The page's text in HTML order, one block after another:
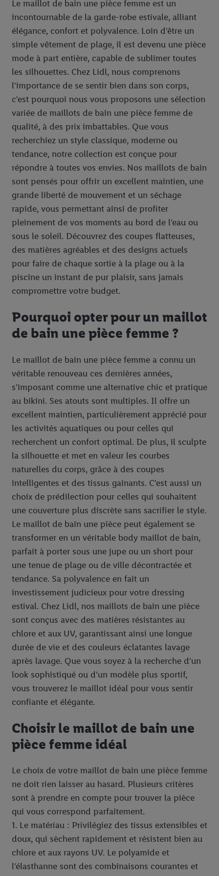
Le maillot de bain une pièce femme est un
incontournable de la garde-robe estivale, alliant
élégance, confort et polyvalence. Loin d'être un
simple vêtement de plage, il est devenu une pièce
mode à part entière, capable de sublimer toutes
les silhouettes. Chez Lidl, nous comprenons
l'importance de se sentir bien dans son corps,
c'est pourquoi nous vous proposons une sélection
variée de maillots de bain une pièce femme de
qualité, à des prix imbattables. Que vous
recherchiez un style classique, moderne ou
tendance, notre collection est conçue pour
répondre à toutes vos envies. Nos maillots de bain
sont pensés pour offrir un excellent maintien, une
grande liberté de mouvement et un séchage
rapide, vous permettant ainsi de profiter
pleinement de vos moments au bord de l'eau ou
sous le soleil. Découvrez des coupes flatteuses,
des matières agréables et des designs actuels
pour faire de chaque sortie à la plage ou à la
piscine un instant de pur plaisir, sans jamais
compromettre votre budget.
Pourquoi opter pour un maillot
de bain une pièce femme ?
Le maillot de bain une pièce femme a connu un
véritable renouveau ces dernières années,
s'imposant comme une alternative chic et pratique
au bikini. Ses atouts sont multiples. Il offre un
excellent maintien, particulièrement apprécié pour
les activités aquatiques ou pour celles qui
recherchent un confort optimal. De plus, il sculpte
la silhouette et met en valeur les courbes
naturelles du corps, grâce à des coupes
intelligentes et des tissus gainants. C'est aussi un
choix de prédilection pour celles qui souhaitent
une couverture plus discrète sans sacrifier le style.
Le maillot de bain une pièce peut également se
transformer en un véritable body maillot de bain,
parfait à porter sous une jupe ou un short pour
une tenue de plage ou de ville décontractée et
tendance. Sa polyvalence en fait un
investissement judicieux pour votre dressing
estival. Chez Lidl, nos maillots de bain une pièce
sont conçus avec des matières résistantes au
chlore et aux UV, garantissant ainsi une longue
durée de vie et des couleurs éclatantes lavage
après lavage. Que vous soyez à la recherche d'un
look sophistiqué ou d'un modèle plus sportif,
vous trouverez le maillot idéal pour vous sentir
confiante et élégante.
Choisir le maillot de bain une
pièce femme idéal
Le choix de votre maillot de bain une pièce femme
ne doit rien laisser au hasard. Plusieurs critères
sont à prendre en compte pour trouver la pièce
qui vous correspond parfaitement.
1. Le matériau : Privilégiez des tissus extensibles et
doux, qui sèchent rapidement et résistent bien au
chlore et aux rayons UV. Le polyamide et
l'élasthanne sont des combinaisons courantes et